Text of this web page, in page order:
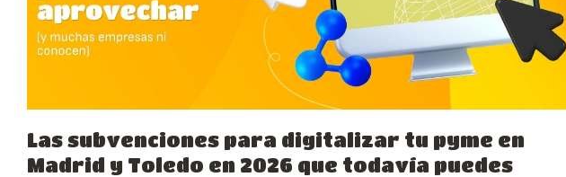
Las subvenciones para digitalizar tu pyme en
Madrid y Toledo en 2026 que todavía puedes